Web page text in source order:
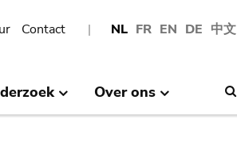
NL FR EN DE 中文
Contact
Over ons